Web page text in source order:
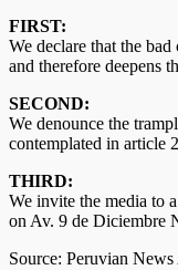
FIRST:
We declare that the
and therefore deepens
SECOND:
We denounce the
contemplated in article
THIRD:
We invite the media to
on Av. 9 de Diciembre
Source: Peruvian